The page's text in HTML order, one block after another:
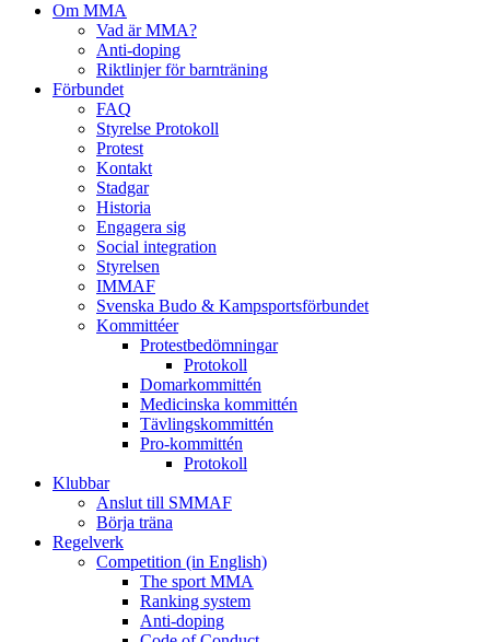
Om MMA
Vad är MMA?
Anti-doping
Riktlinjer för barnträning
Förbundet
FAQ
Styrelse Protokoll
Protest
Kontakt
Stadgar
Historia
Engagera sig
Social integration
Styrelsen
IMMAF
Svenska Budo & Kampsportsförbundet
Kommittéer
Protestbedömningar
Protokoll
Domarkommittén
Medicinska kommittén
Tävlingskommittén
Pro-kommittén
Protokoll
Klubbar
Anslut till SMMAF
Börja träna
Regelverk
Competition (in English)
The sport MMA
Ranking system
Anti-doping